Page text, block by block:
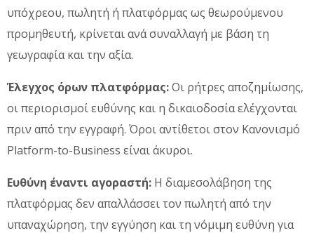
υπόχρεου, πωλητή ή πλατφόρμας ως θεωρούμενου
προμηθευτή, κρίνεται ανά συναλλαγή με βάση τη
γεωγραφία και την αξία.
Έλεγχος όρων πλατφόρμας:Οι ρήτρες αποζημίωσης,
οι περιορισμοί ευθύνης και η δικαιοδοσία ελέγχονται
πριν από την εγγραφή. Όροι αντίθετοι στον Κανονισμό
Platform-to-Business είναι άκυροι.
Ευθύνη έναντι αγοραστή: Η διαμεσολάβηση της
πλατφόρμας δεν απαλλάσσει τον πωλητή από την
υπαναχώρηση, την εγγύηση και τη νόμιμη ευθύνη για